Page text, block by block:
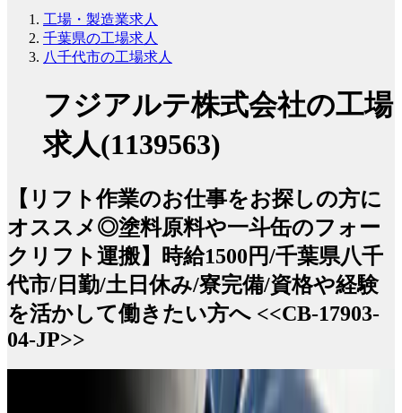
工場・製造業求人
千葉県の工場求人
八千代市の工場求人
フジアルテ株式会社の工場
求人(1139563)
【リフト作業のお仕事をお探しの方に
オススメ◎塗料原料や一斗缶のフォー
クリフト運搬】時給1500円/千葉県八千
代市/日勤/土日休み/寮完備/資格や経験
を活かして働きたい方へ <<CB-17903-
04-JP>>